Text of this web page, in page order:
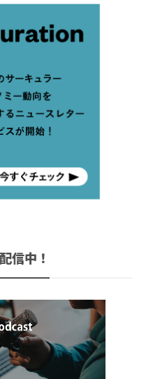
信中！